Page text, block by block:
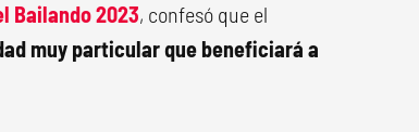
Bailando 2023, confesó que el
muy particular que beneficiará a